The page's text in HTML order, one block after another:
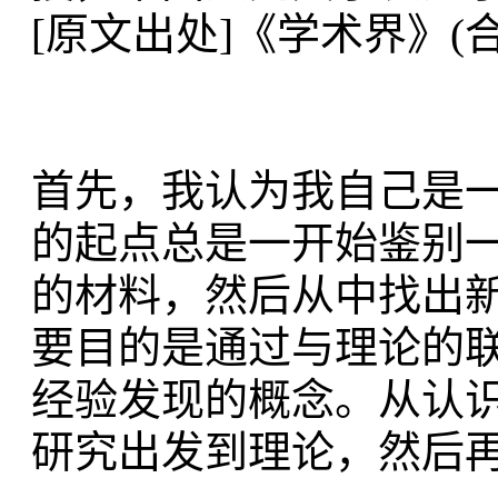
[原文出处]《学术界》(
首先，我认为我自己是
的起点总是一开始鉴别
的材料，然后从中找出
要目的是通过与理论的
经验发现的概念。从认
研究出发到理论，然后